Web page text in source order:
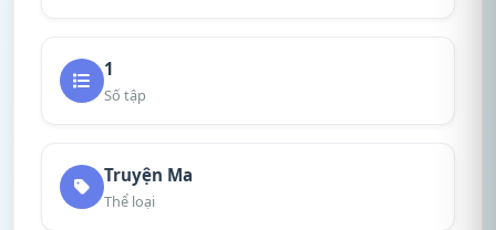
1
Số tập
Truyện Ma
Thể loại